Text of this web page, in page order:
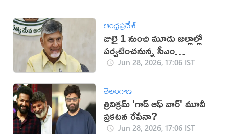
ఆంధ్రప్రదేశ్
జులై 1 నుంచి మూడు జిల్లాల్లో
పర్యటించనున్న సీఎం
చంద్రబాబు
Jun 28, 2026, 17:06 IST
తెలంగాణ
త్రివిక్రమ్ 'గాడ్ ఆఫ్ వార్' మూవీ
ప్రకటన రేపేనా?
Jun 28, 2026, 17:06 IST